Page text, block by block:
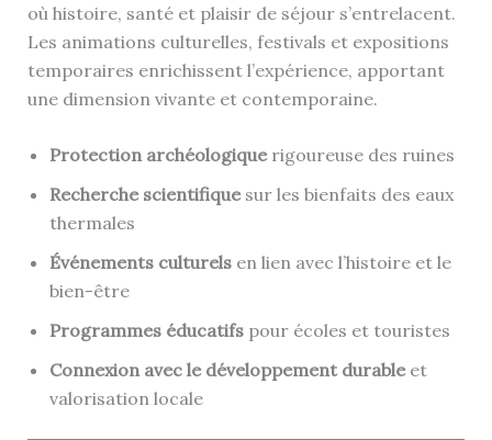
où histoire, santé et plaisir de séjour s’entrelacent.
Les animations culturelles, festivals et expositions
temporaires enrichissent l’expérience, apportant
une dimension vivante et contemporaine.
Protection archéologiquerigoureuse des ruines
Recherche scientifiquesur les bienfaits des eaux
thermales
Événements culturelsen lien avec l’histoire et le
bien-être
Programmes éducatifspour écoles et touristes
Connexion avec le développement durableet
valorisation locale